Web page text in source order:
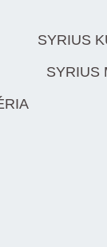
SYRIUS
SYRIUS